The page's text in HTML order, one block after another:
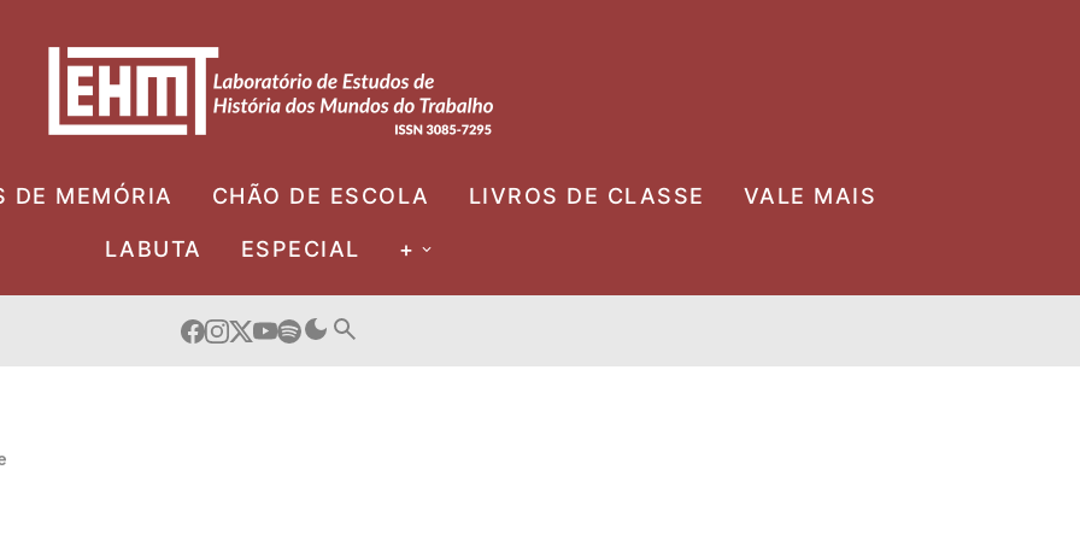
DE MEMÓRIA CHÃO DE ESCOLA LIVROS DE CLASSE VALE MAIS
LABUTA ESPECIAL +